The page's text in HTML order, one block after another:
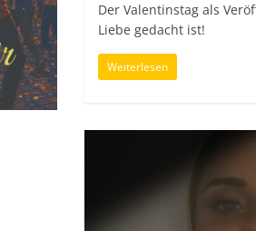
Der Valentinstag als
Liebe gedacht ist!
Weiterlesen